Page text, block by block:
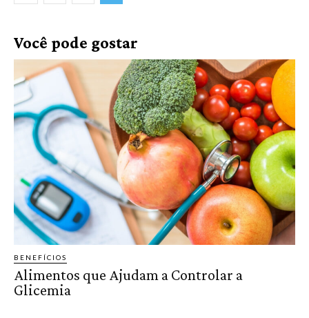
Você pode gostar
BENEFÍCIOS
Alimentos que Ajudam a Controlar a
Glicemia